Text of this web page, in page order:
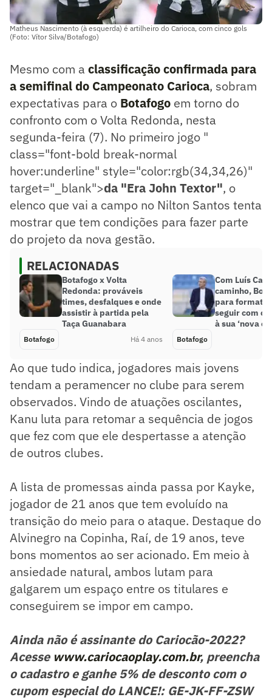
Matheus Nascimento (à esquerda) é artilheiro do Carioca, com cinco gols
(Foto: Vítor Silva/Botafogo)
Mesmo com a classificação confirmada para
a semifinal do Campeonato Carioca, sobram
expectativas para o Botafogo em torno do
confronto com o Volta Redonda, nesta
segunda-feira (7). No primeiro jogo "
class="font-bold break-normal
hover:underline" style="color:rgb(34,34,26)"
target="_blank">da "Era John Textor", o
elenco que vai a campo no Nilton Santos tenta
mostrar que tem condições para fazer parte
do projeto da nova gestão.
RELACIONADAS
Botafogo x Volta
Redonda: prováveis
times, desfalques e onde
assistir à partida pela
Taça Guanabara
Botafogo Há 4 anos
Com Luís
caminho,
para formatar
seguir com
à sua ‘nova
Botafogo
Ao que tudo indica, jogadores mais jovens
tendam a peramencer no clube para serem
observados. Vindo de atuações oscilantes,
Kanu luta para retomar a sequência de jogos
que fez com que ele despertasse a atenção
de outros clubes.
A lista de promessas ainda passa por Kayke,
jogador de 21 anos que tem evoluído na
transição do meio para o ataque. Destaque do
Alvinegro na Copinha, Raí, de 19 anos, teve
bons momentos ao ser acionado. Em meio à
ansiedade natural, ambos lutam para
galgarem um espaço entre os titulares e
conseguirem se impor em campo.
Ainda não é assinante do Cariocão-2022?
Acesse www.cariocaoplay.com.br, preencha
o cadastro e ganhe 5% de desconto com o
cupom especial do LANCE!: GE-JK-FF-ZSW